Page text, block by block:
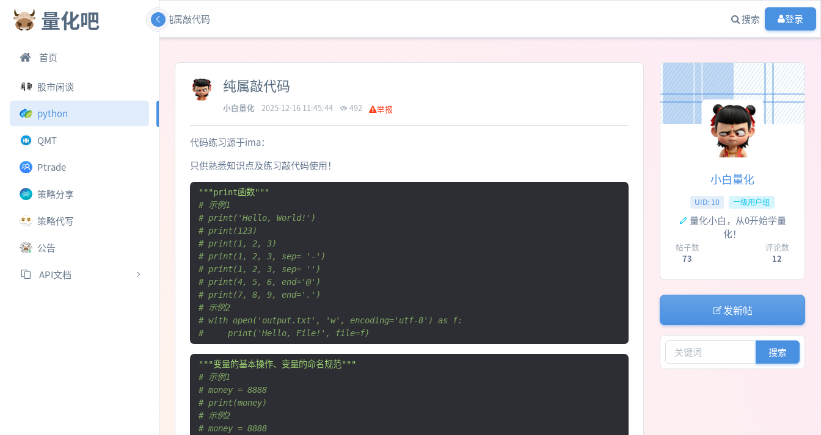
量化吧
首页
股市闲谈
python
QMT
Ptrade
策略分享
策略代写
公告
API文档
纯属敲代码 搜索 登录
纯属敲代码
小白量化 2025-12-16 11:45:44 492 举报
代码练习源于ima：
只供熟悉知识点及练习敲代码使用！
"""print函数"""
# 示例1
# print('Hello, World!')
# print(123)
# print(1, 2, 3)
# print(1, 2, 3, sep= '-')
# print(1, 2, 3, sep= '')
# print(4, 5, 6, end='@')
# print(7, 8, 9, end='.')
# 示例2
# with open('output.txt', 'w', encoding='utf-8') as f:
#     print('Hello, File!', file=f)
"""变量的基本操作、变量的命名规范"""
# 示例1
# money = 8888
# print(money)
# 示例2
# money = 8888
小白量化
UID: 10 一级用户组
量化小白，从0开始学量
化！
帖子数
73
评论数
12
发新帖
搜索